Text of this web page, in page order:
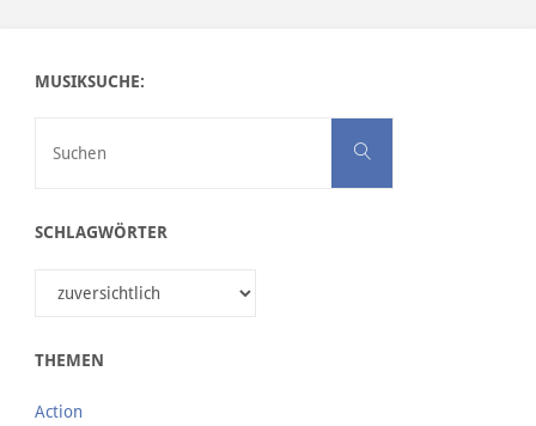
MUSIKSUCHE:
Suchen
SCHLAGWÖRTER
THEMEN
Action